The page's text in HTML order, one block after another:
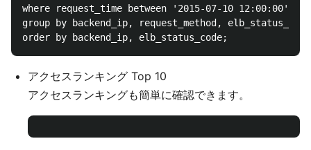
where request_time between '2015-07-10 12:00:00'
group by backend_ip, request_method,
アクセスランキング Top 10
アクセスランキングも簡単に確認できます。